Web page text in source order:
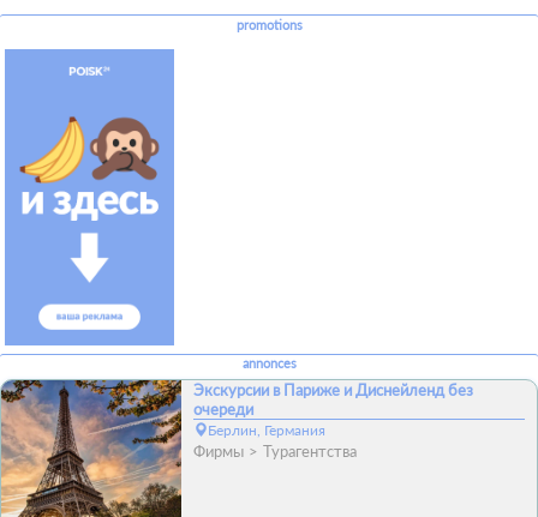
promotions
annonces
Экскурсии в Париже и Диснейленд без
очереди
Берлин, Германия
Фирмы Турагентства